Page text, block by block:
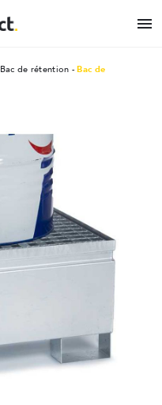

Bac de rétention
Bac de